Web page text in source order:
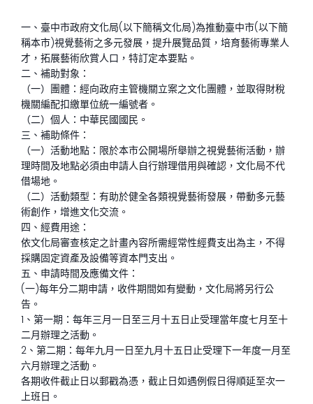
一、臺中市政府文化局(以下簡稱文化局)為推動臺中市(以下簡
稱本市)視覺藝術之多元發展，提升展覽品質，培育藝術專業人
才，拓展藝術欣賞人口，特訂定本要點。
二、補助對象：
（一）團體：經向政府主管機關立案之文化團體，並取得財稅
機關編配扣繳單位統一編號者。
（二）個人：中華民國國民。
三、補助條件：
（一）活動地點：限於本市公開場所舉辦之視覺藝術活動，辦
理時間及地點必須由申請人自行辦理借用與確認，文化局不代
借場地。
（二）活動類型：有助於健全各類視覺藝術發展，帶動多元藝
術創作，增進文化交流。
四、經費用途：
依文化局審查核定之計畫內容所需經常性經費支出為主，不得
採購固定資產及設備等資本門支出。
五、申請時間及應備文件：
(一)每年分二期申請，收件期間如有變動，文化局將另行公
告。
1、第一期：每年三月一日至三月十五日止受理當年度七月至十
二月辦理之活動。
2、第二期：每年九月一日至九月十五日止受理下一年度一月至
六月辦理之活動。
各期收件截止日以郵戳為憑，截止日如遇例假日得順延至次一
上班日。